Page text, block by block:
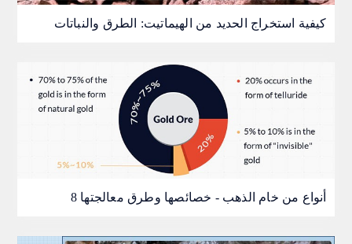
كيفية استخراج الحديد من الهيماتيت: الطرق والنباتات
8 أنواع من خام الذهب - خصائصها وطرق معالجتها